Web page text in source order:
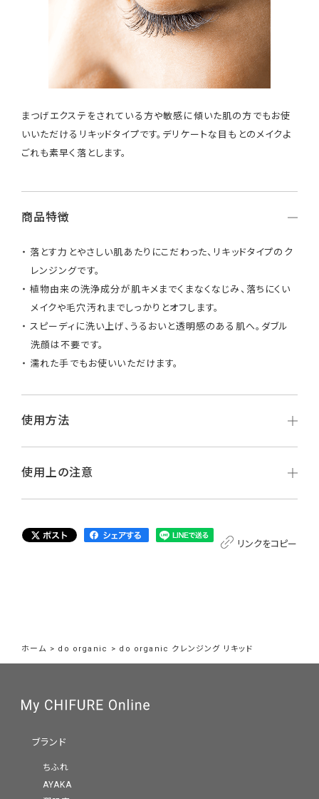
まつげエクステをされている方や敏感に傾いた肌の方でもお使
いいただけるリキッドタイプです。デリケートな目もとのメイクよ
ごれも素早く落とします。
商品特徴
落とす力とやさしい肌あたりにこだわった、リキッドタイプのク
レンジングです。
植物由来の洗浄成分が肌キメまでくまなくなじみ、落ちにくい
メイクや毛穴汚れまでしっかりとオフします。
スピーディに洗い上げ、うるおいと透明感のある肌へ。ダブル
洗顔は不要です。
濡れた手でもお使いいただけます。
使用方法
使用上の注意
リンクをコピー
ホーム > do organic > do organic クレンジング リキッド
ブランド
ちふれ
AYAKA